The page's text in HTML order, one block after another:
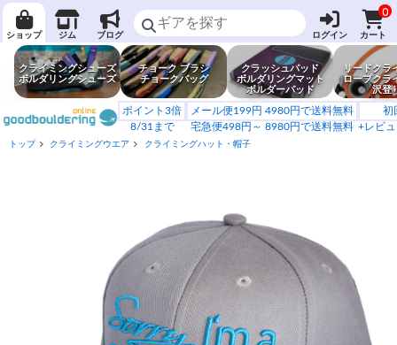
ショップ ジム ブログ ログイン
0
カート
クライミングシューズ
ボルダリングシューズ
チョーク ブラシ
チョークバッグ
クラッシュパッド
ボルダリングマット
ボルダーパッド
リードクラ
ロープクラ
沢登
ポイント3倍
8/31まで
メール便199円 4980円で送料無料
宅急便498円～ 8980円で送料無料
初
+レビ
トップ クライミングウエア クライミングハット・帽子